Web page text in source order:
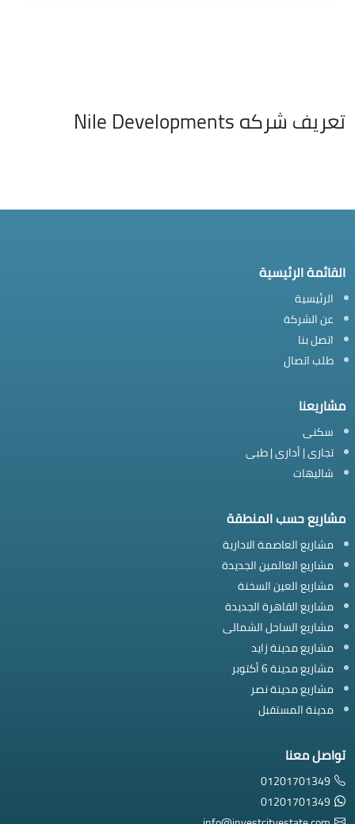
تعريف شركه Nile Developments
القائمة الرئيسية
الرئيسية
عن الشركة
اتصل بنا
طلب اتصال
مشاريعنا
سكنى
تجارى | أدارى | طبى
شاليهات
مشاريع حسب المنطقة
مشاريع العاصمة الادارية
مشاريع العالمين الجديدة
مشاريع العين السخنة
مشاريع القاهرة الجديدة
مشاريع الساحل الشمالى
مشاريع مدينة زايد
مشاريع مدينة 6 أكتوبر
مشاريع مدينة نصر
مدينة المستقبل
تواصل معنا
01201701349
01201701349